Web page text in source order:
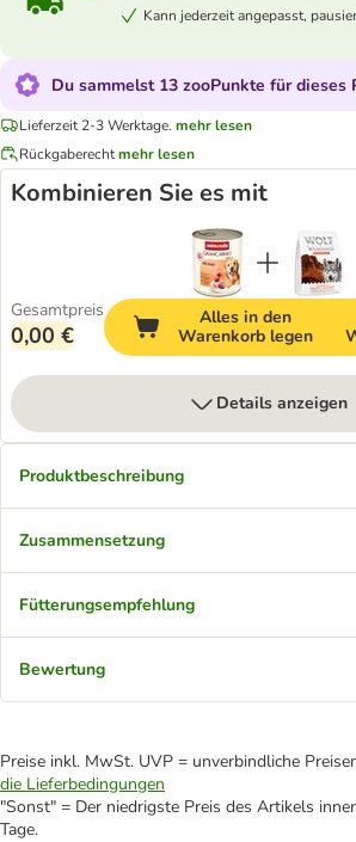
Kann jederzeit angepasst,
Du sammelst 13 zooPunkte für dieses
Lieferzeit 2-3 Werktage. mehr lesen
Rückgaberechtmehr lesen
Kombinieren Sie es mit
Gesamtpreis
0,00 €
Alles in den
Warenkorb legen
Details anzeigen
Produktbeschreibung
Zusammensetzung
Fütterungsempfehlung
Bewertung
Preise inkl. MwSt. UVP = unverbindliche
die Lieferbedingungen
"Sonst" = Der niedrigste Preis des Artikels
Tage.